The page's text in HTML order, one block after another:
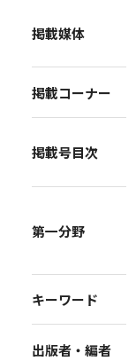
掲載媒体
掲載コーナー
掲載号目次
第一分野
キーワード
出版者・編者